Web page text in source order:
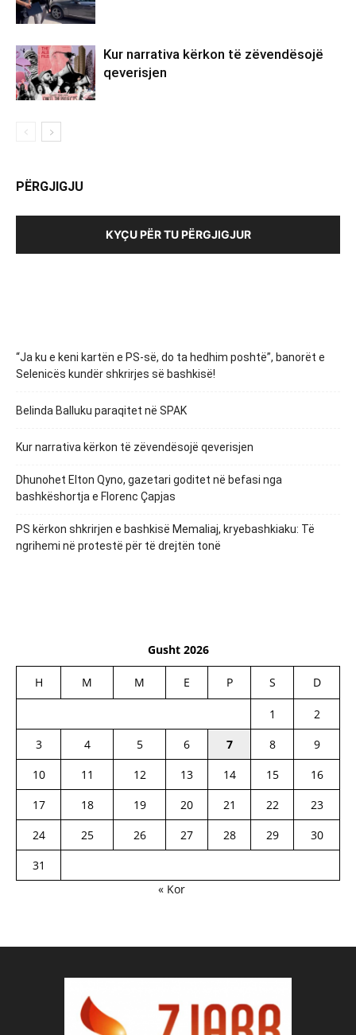
Kur narrativa kërkon të zëvendësojë
qeverisjen
PËRGJIGJU
KYÇU PËR TU PËRGJIGJUR
“Ja ku e keni kartën e PS-së, do ta hedhim poshtë”, banorët e
Selenicës kundër shkrirjes së bashkisë!
Belinda Balluku paraqitet në SPAK
Kur narrativa kërkon të zëvendësojë qeverisjen
Dhunohet Elton Qyno, gazetari goditet në befasi nga
bashkëshortja e Florenc Çapjas
PS kërkon shkrirjen e bashkisë Memaliaj, kryebashkiaku: Të
ngrihemi në protestë për të drejtën tonë
Gusht 2026
H M M E P S D
1
2
3
4 5 6 7 8
9
10
11 12 13 14 15
16
17
18 19 20 21 22
23
24
25 26 27 28 29
30
31
« Kor